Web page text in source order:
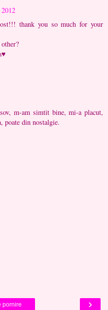
thank you so much for your
m-am simtit bine, mi-a placut,
poate din nostalgie.
›
pornire